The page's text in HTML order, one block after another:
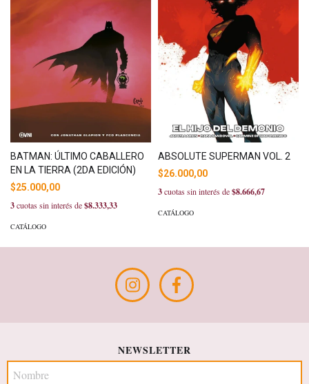
BATMAN: ÚLTIMO CABALLERO
EN LA TIERRA (2DA EDICIÓN)
$25.000,00
3cuotas sin interés de$8.333,33
CATÁLOGO
ABSOLUTE SUPERMAN VOL. 2
$26.000,00
3cuotas sin interés de$8.666,67
CATÁLOGO
NEWSLETTER